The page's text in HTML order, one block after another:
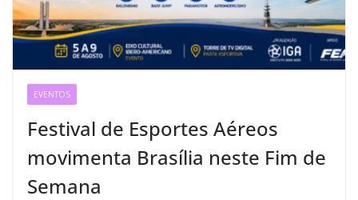
EVENTOS
Festival de Esportes Aéreos
movimenta Brasília neste Fim de
Semana